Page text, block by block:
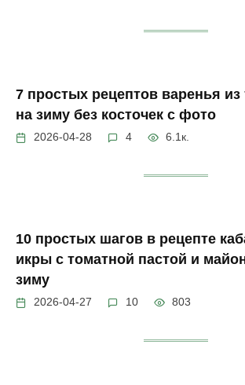
7 простых рецептов варенья из
на зиму без косточек с фото
2026-04-28 4 6.1к.
10 простых шагов в рецепте
икры с томатной пастой и
зиму
2026-04-27 10 803